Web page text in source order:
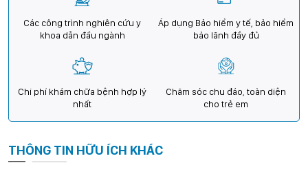
Các công trình nghiên cứu y
khoa dẫn đầu ngành
Áp dụng Bảo hiểm y tế, bảo hiểm
bảo lãnh đầy đủ
Chi phí khám chữa bệnh hợp lý
nhất
Chăm sóc chu đáo, toàn diện
cho trẻ em
THÔNG TIN HỮU ÍCH KHÁC